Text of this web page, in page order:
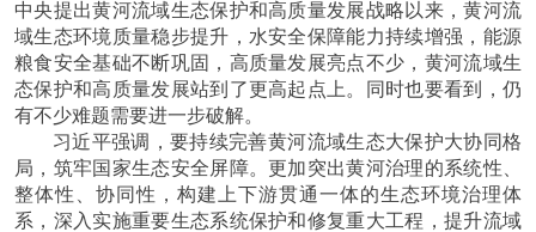
中央提出黄河流域生态保护和高质量发展战略以来，黄河流
域生态环境质量稳步提升，水安全保障能力持续增强，能源
粮食安全基础不断巩固，高质量发展亮点不少，黄河流域生
态保护和高质量发展站到了更高起点上。同时也要看到，仍
有不少难题需要进一步破解。
习近平强调，要持续完善黄河流域生态大保护大协同格
局，筑牢国家生态安全屏障。更加突出黄河治理的系统性、
整体性、协同性，构建上下游贯通一体的生态环境治理体
系，深入实施重要生态系统保护和修复重大工程，提升流域